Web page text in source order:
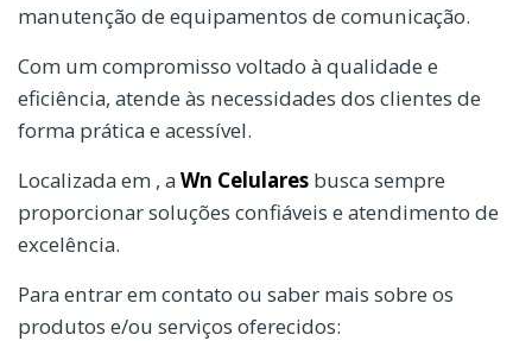
manutenção de equipamentos de comunicação.
Com um compromisso voltado à qualidade e
eficiência, atende às necessidades dos clientes de
forma prática e acessível.
Localizada em , a Wn Celulares busca sempre
proporcionar soluções confiáveis e atendimento de
excelência.
Para entrar em contato ou saber mais sobre os
produtos e/ou serviços oferecidos: